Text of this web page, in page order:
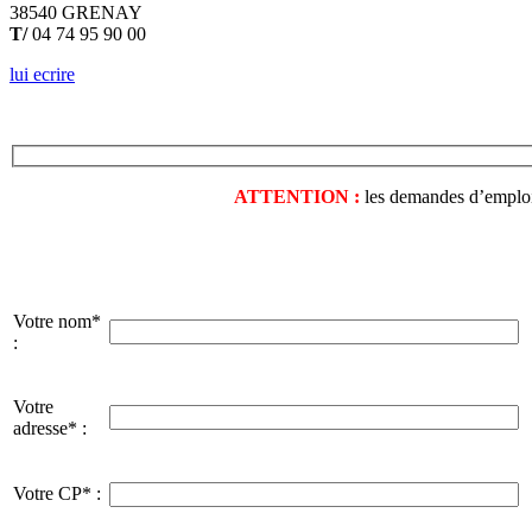
38540 GRENAY
T/04 74 95 90 00
lui ecrire
ATTENTION : les demandes
Votre nom*
:
Votre
adresse* :
Votre CP* :